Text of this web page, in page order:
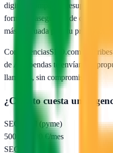
digital. Comparar presupuestos
forma de asegurarte de que
más adecuada para tu proyecto.
Con AgenciasSEO.com
de Alcobendas te envían sus
llamadas, sin compromiso.
¿Cuánto cuesta una
SEO local (pyme)
500 – 1.000 €/mes
SEO nacional